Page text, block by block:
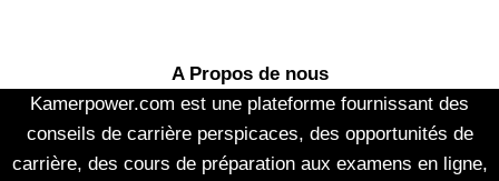
A Propos de nous
Kamerpower.com est une plateforme fournissant des
conseils de carrière perspicaces, des opportunités de
carrière, des cours de préparation aux examens en ligne,